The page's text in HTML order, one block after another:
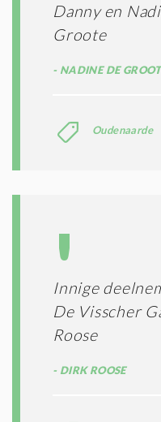
Danny en
Groote
NADINE DE
Oudenaarde
Innige
De Visscher
Roose
DIRK ROOSE